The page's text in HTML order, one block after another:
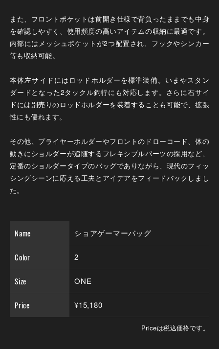
また、フロントポケットは前開き仕様で背負ったままでも中身
を確認しやすく、使用頻度の高いアイテムの収納に最適です。
内部にはメッシュポケットが2つ配置され、フックやシンカー
等も収納可能。
本体左サイドにはロッドホルダーを標準装備。いまやスタン
ダードとなった2タックル釣行にも対応します。さらに右サイ
ドには別売りのロッドホルダーを装着することも可能で、拡張
性にも優れます。
その他、プライヤーホルダーやフロントのドローコード、体の
動きにショルダーが追随するフレキシブルパーツの採用など、
定番のショルダータイプのバッグでありながら、現代のフィッ
シングシーンに応える工夫とアイデアをフィードバックしまし
た。
Name ショアゲーマーバッグ
Color 2
Size ONE
Price ¥15,180
Priceは税込価格です。